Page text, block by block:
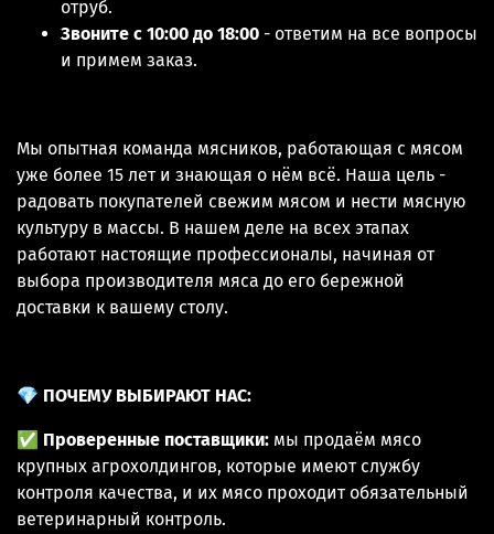
отруб.
Звоните с 10:00 до 18:00 - ответим на все вопросы
и примем заказ.
Мы опытная команда мясников, работающая с мясом
уже более 15 лет и знающая о нём всё. Наша цель -
радовать покупателей свежим мясом и нести мясную
культуру в массы. В нашем деле на всех этапах
работают настоящие профессионалы, начиная от
выбора производителя мяса до его бережной
доставки к вашему столу.
💎 ПОЧЕМУ ВЫБИРАЮТ НАС:
✅ Проверенные поставщики: мы продаём мясо
крупных агрохолдингов, которые имеют службу
контроля качества, и их мясо проходит обязательный
ветеринарный контроль.